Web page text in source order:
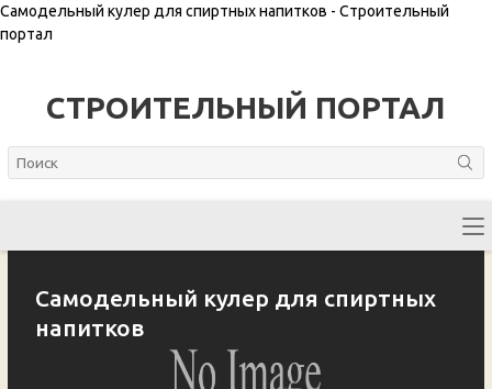
Самодельный кулер для спиртных напитков - Строительный
портал
СТРОИТЕЛЬНЫЙ ПОРТАЛ
Самодельный кулер для спиртных
напитков